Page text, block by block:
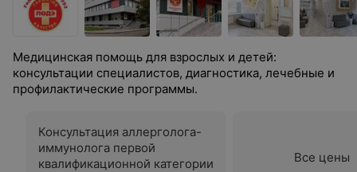
Медицинская помощь для взрослых и детей:
консультации специалистов, диагностика, лечебные и
профилактические программы.
Консультация аллерголога-
иммунолога первой
квалификационной категории
Все цены